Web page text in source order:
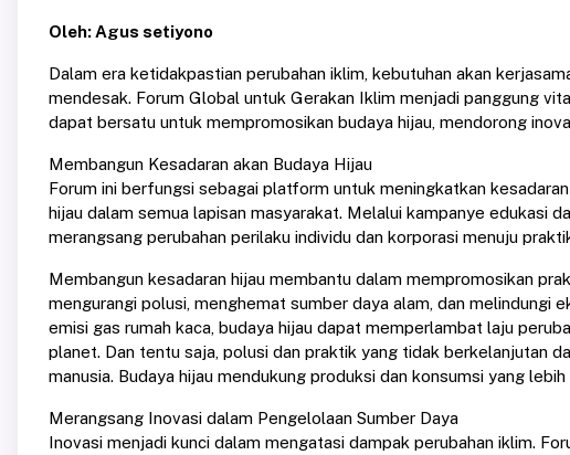
Oleh: Agus setiyono
Dalam era ketidakpastian perubahan iklim, kebutuhan akan
mendesak. Forum Global untuk Gerakan Iklim menjadi panggung
dapat bersatu untuk mempromosikan budaya hijau, mendorong
Membangun Kesadaran akan Budaya Hijau
Forum ini berfungsi sebagai platform untuk meningkatkan
hijau dalam semua lapisan masyarakat. Melalui kampanye edukasi
merangsang perubahan perilaku individu dan korporasi menuju
Membangun kesadaran hijau membantu dalam mempromosikan
mengurangi polusi, menghemat sumber daya alam, dan melindungi
emisi gas rumah kaca, budaya hijau dapat memperlambat laju
planet. Dan tentu saja, polusi dan praktik yang tidak berkelanjutan
manusia. Budaya hijau mendukung produksi dan konsumsi yang
Merangsang Inovasi dalam Pengelolaan Sumber Daya
Inovasi menjadi kunci dalam mengatasi dampak perubahan iklim.